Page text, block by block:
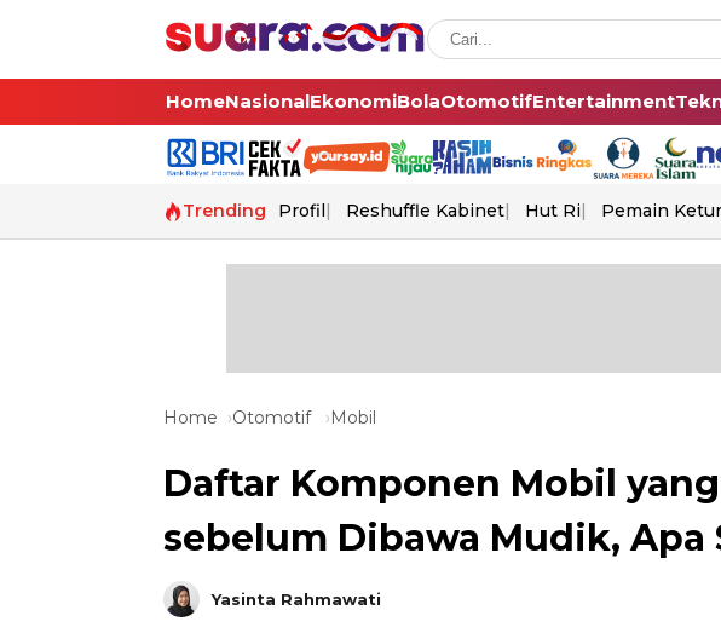
HomeNasionalEkonomiBolaOtomotifEntertainment
Trending Profil Reshuffle Kabinet Hut Ri Pemain
Home Otomotif Mobil
Daftar Komponen Mobil
sebelum Dibawa Mudik, Apa
Yasinta Rahmawati